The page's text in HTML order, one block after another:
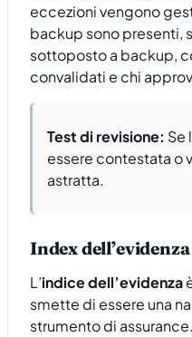
eccezioni vengono
backup sono presenti,
sottoposto a backup,
convalidati e chi
Test di revisione: Se
essere contestata o
astratta.
Index
L’indice dell’evidenza
smette di essere una
strumento di